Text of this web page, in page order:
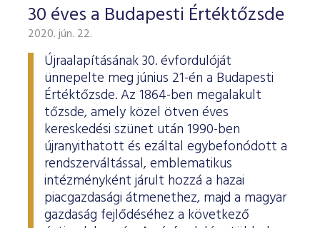
30 éves a Budapesti Értéktőzsde
2020. jún. 22.
Újraalapításának 30. évfordulóját
ünnepelte meg június 21-én a Budapesti
Értéktőzsde. Az 1864-ben megalakult
tőzsde, amely közel ötven éves
kereskedési szünet után 1990-ben
újranyithatott és ezáltal egybefonódott a
rendszerváltással, emblematikus
intézményként járult hozzá a hazai
piacgazdasági átmenethez, majd a magyar
gazdaság fejlődéséhez a következő